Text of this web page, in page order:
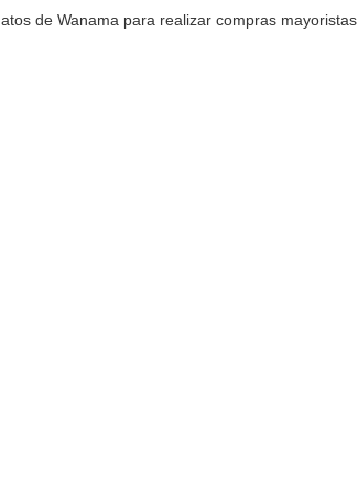
de Wanama para realizar compras mayoristas.